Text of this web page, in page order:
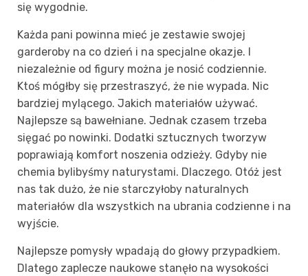
się wygodnie.
Każda pani powinna mieć je zestawie swojej
garderoby na co dzień i na specjalne okazje. I
niezależnie od figury można je nosić codziennie.
Ktoś mógłby się przestraszyć, że nie wypada. Nic
bardziej mylącego. Jakich materiałów używać.
Najlepsze są bawełniane. Jednak czasem trzeba
sięgać po nowinki. Dodatki sztucznych tworzyw
poprawiają komfort noszenia odzieży. Gdyby nie
chemia bylibyśmy naturystami. Dlaczego. Otóż jest
nas tak dużo, że nie starczyłoby naturalnych
materiałów dla wszystkich na ubrania codzienne i na
wyjście.
Najlepsze pomysły wpadają do głowy przypadkiem.
Dlatego zaplecze naukowe stanęło na wysokości